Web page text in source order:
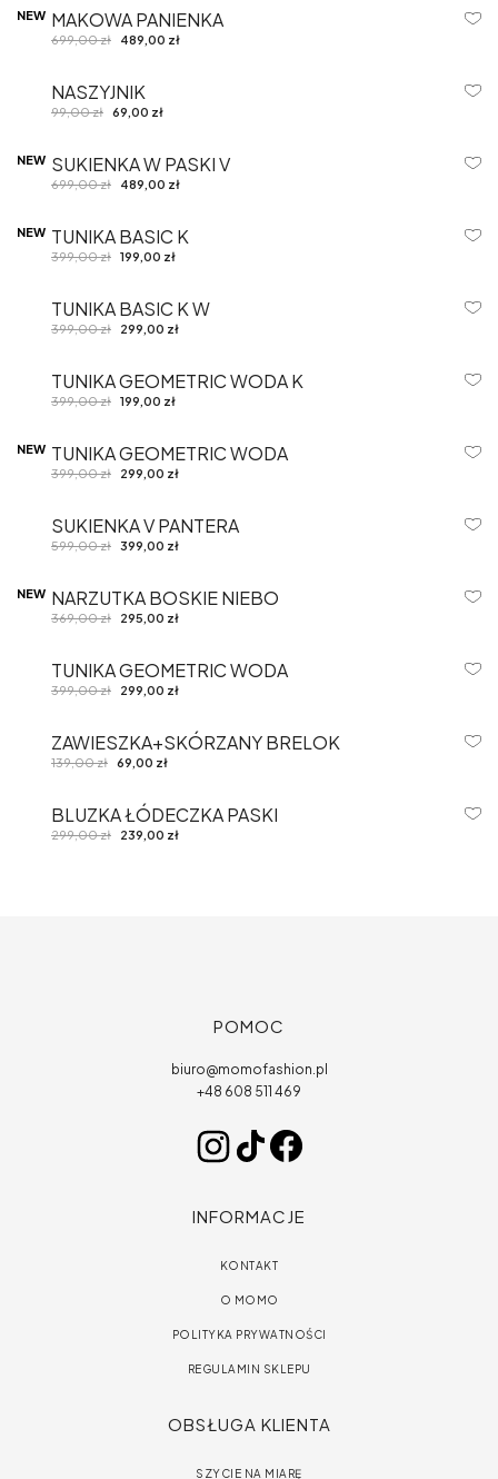
-30%
NEW MAKOWA PANIENKA
699,00zł 489,00 zł
-30%
NASZYJNIK
99,00zł 69,00 zł
-30%
NEW SUKIENKA W PASKI V
699,00zł 489,00 zł
-50%
NEW TUNIKA BASIC K
399,00zł 199,00 zł
-25%
TUNIKA BASIC K W
399,00zł 299,00 zł
-50%TUNIKA GEOMETRIC WODA K
399,00zł 199,00 zł
-25%
NEW TUNIKA GEOMETRIC WODA
399,00zł 299,00 zł
-33%
SUKIENKA V PANTERA
599,00zł 399,00 zł
-20%
NEW NARZUTKA BOSKIE NIEBO
369,00zł 295,00 zł
-25%
TUNIKA GEOMETRIC WODA
399,00zł 299,00 zł
-50%ZAWIESZKA+SKÓRZANY BRELOK
139,00zł 69,00 zł
-20%
BLUZKA ŁÓDECZKA PASKI
299,00zł 239,00 zł
POMOC
biuro@momofashion.pl
+48 608 511 469
INSTAGRAM
TIKTOKFACEBOOK
INFORMACJE
KONTAKT
O MOMO
POLITYKA PRYWATNOŚCI
REGULAMIN SKLEPU
OBSŁUGA KLIENTA
SZYCIE NA MIARĘ